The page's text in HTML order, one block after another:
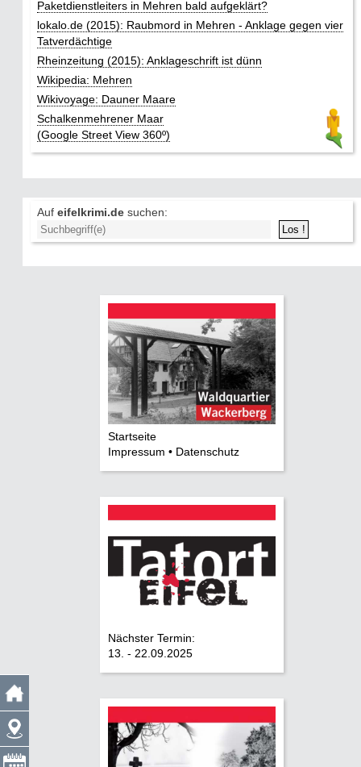
Paketdienstleiters in Mehren bald aufgeklärt?
lokalo.de (2015): Raubmord in Mehren - Anklage gegen vier
Tatverdächtige
Rheinzeitung (2015): Anklageschrift ist dünn
Wikipedia: Mehren
Wikivoyage: Dauner Maare
Schalkenmehrener Maar
(Google Street View 360º)
Auf eifelkrimi.de suchen:
Startseite
Impressum • Datenschutz
Nächster Termin:
13. - 22.09.2025